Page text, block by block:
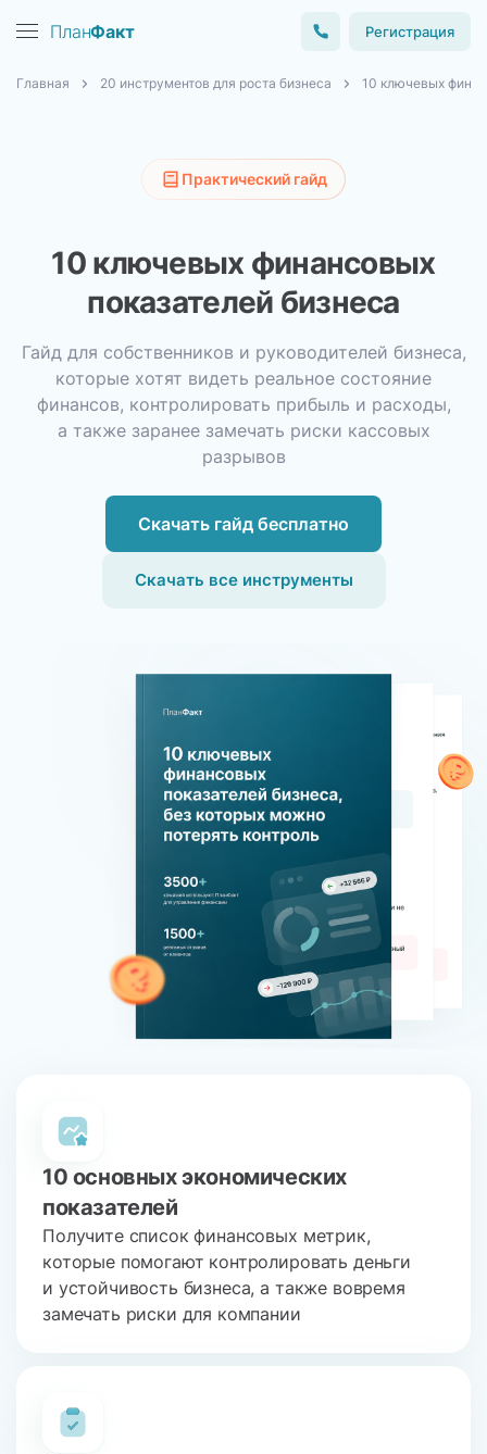
ПланФакт Регистрация
Главная 20 инструментов для роста бизнеса 10 ключевых
Практический гайд
10 ключевых финансовых
показателей бизнеса
Гайд для собственников и руководителей бизнеса,
которые хотят видеть реальное состояние
финансов, контролировать прибыль и расходы,
а также заранее замечать риски кассовых
разрывов
Скачать гайд бесплатно
Скачать все инструменты
10 основных экономических
показателей
Получите список финансовых метрик,
которые помогают контролировать деньги
и устойчивость бизнеса, а также вовремя
замечать риски для компании